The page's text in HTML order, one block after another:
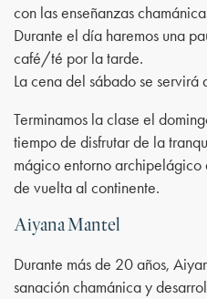
con las enseñanzas
Durante el día haremos una
café/té por la tarde.
La cena del sábado se servirá
Terminamos la clase el
tiempo de disfrutar de la
mágico entorno
de vuelta al continente.
Aiyana Mantel
Durante más de 20 años,
sanación chamánica y